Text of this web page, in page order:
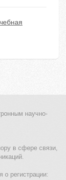
научно-
в сфере связи,
о регистрации: